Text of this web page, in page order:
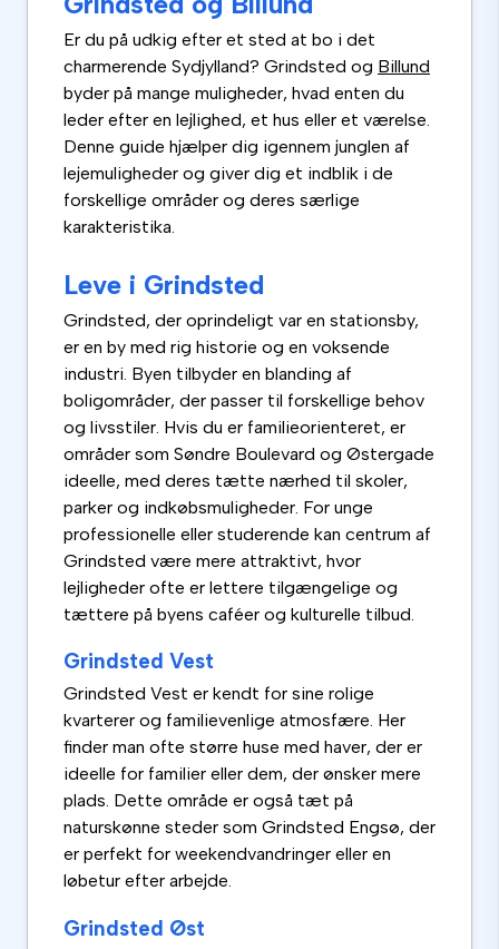
Er du på udkig efter et sted at bo i det
charmerende Sydjylland? Grindsted og Billund
byder på mange muligheder, hvad enten du
leder efter en lejlighed, et hus eller et værelse.
Denne guide hjælper dig igennem junglen af
lejemuligheder og giver dig et indblik i de
forskellige områder og deres særlige
karakteristika.
Leve i Grindsted
Grindsted, der oprindeligt var en stationsby,
er en by med rig historie og en voksende
industri. Byen tilbyder en blanding af
boligområder, der passer til forskellige behov
og livsstiler. Hvis du er familieorienteret, er
områder som Søndre Boulevard og Østergade
ideelle, med deres tætte nærhed til skoler,
parker og indkøbsmuligheder. For unge
professionelle eller studerende kan centrum af
Grindsted være mere attraktivt, hvor
lejligheder ofte er lettere tilgængelige og
tættere på byens caféer og kulturelle tilbud.
Grindsted Vest
Grindsted Vest er kendt for sine rolige
kvarterer og familievenlige atmosfære. Her
finder man ofte større huse med haver, der er
ideelle for familier eller dem, der ønsker mere
plads. Dette område er også tæt på
naturskønne steder som Grindsted Engsø, der
er perfekt for weekendvandringer eller en
løbetur efter arbejde.
Grindsted Øst